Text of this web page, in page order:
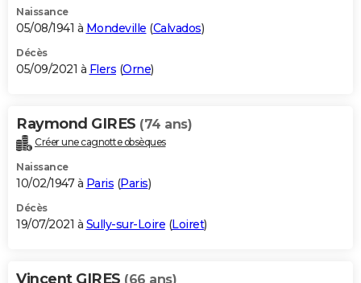
Naissance
05/08/1941 à Mondeville (Calvados)
Décès
05/09/2021 à Flers (Orne)
Raymond GIRES (74 ans)
Créer une cagnotte obsèques
Naissance
10/02/1947 à Paris (Paris)
Décès
19/07/2021 à Sully-sur-Loire (Loiret)
Vincent GIRES (66 ans)